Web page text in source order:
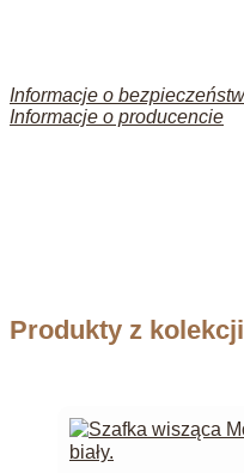
Informacje o
Informacje o producencie
Produkty z